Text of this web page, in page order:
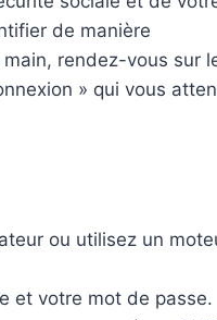
de manière
rendez-vous sur
» qui vous
ou utilisez un
et votre mot de passe.